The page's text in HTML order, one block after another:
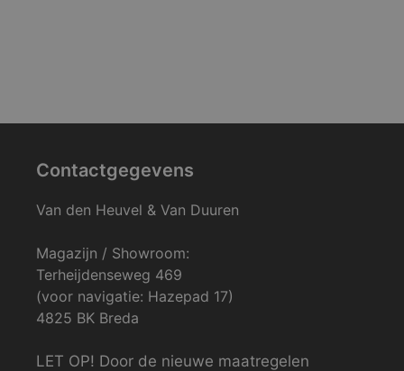
Contactgegevens
Van den Heuvel & Van Duuren
Magazijn / Showroom:
Terheijdenseweg 469
(voor navigatie: Hazepad 17)
4825 BK Breda
LET OP! Door de nieuwe maatregelen